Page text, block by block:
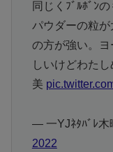
同じくﾌﾞﾙﾎﾞﾝ
パウダーの粒
の方が強い。
しいけどわた
美
— 一YJﾈﾀﾊﾞﾚ木
2022